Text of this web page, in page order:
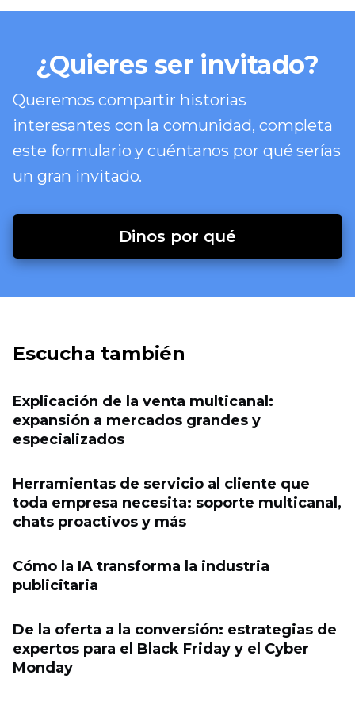
¿Quieres ser invitado?
Queremos compartir historias
interesantes con la comunidad, completa
este formulario y cuéntanos por qué serías
un gran invitado.
Dinos por qué
Escucha también
Explicación de la venta multicanal:
expansión a mercados grandes y
especializados
Herramientas de servicio al cliente que
toda empresa necesita: soporte multicanal,
chats proactivos y más
Cómo la IA transforma la industria
publicitaria
De la oferta a la conversión: estrategias de
expertos para el Black Friday y el Cyber ​​
Monday